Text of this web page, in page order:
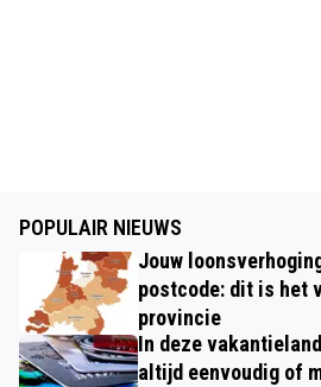
POPULAIR NIEUWS
Jouw
postcode: dit is het
provincie
In deze
altijd eenvoudig of